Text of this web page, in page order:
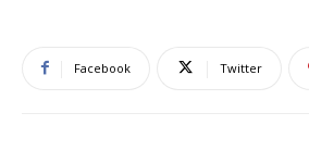
Facebook Twitter